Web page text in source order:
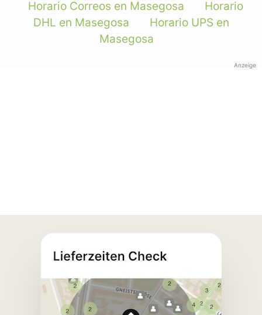
Horario Correos en Masegosa
Horario
DHL en Masegosa
Horario UPS en
Masegosa
Anzeige